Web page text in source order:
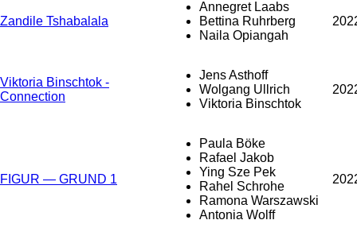
Zandile Tshabalala
Annegret Laabs
Bettina Ruhrberg
Naila Opiangah
Viktoria Binschtok -
Connection
Jens Asthoff
Wolgang Ullrich
Viktoria Binschtok
FIGUR — GRUND 1
Paula Böke
Rafael Jakob
Ying Sze Pek
Rahel Schrohe
Ramona Warszawski
Antonia Wolff